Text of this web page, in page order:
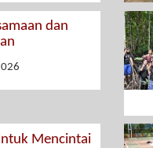
dan
Mencintai